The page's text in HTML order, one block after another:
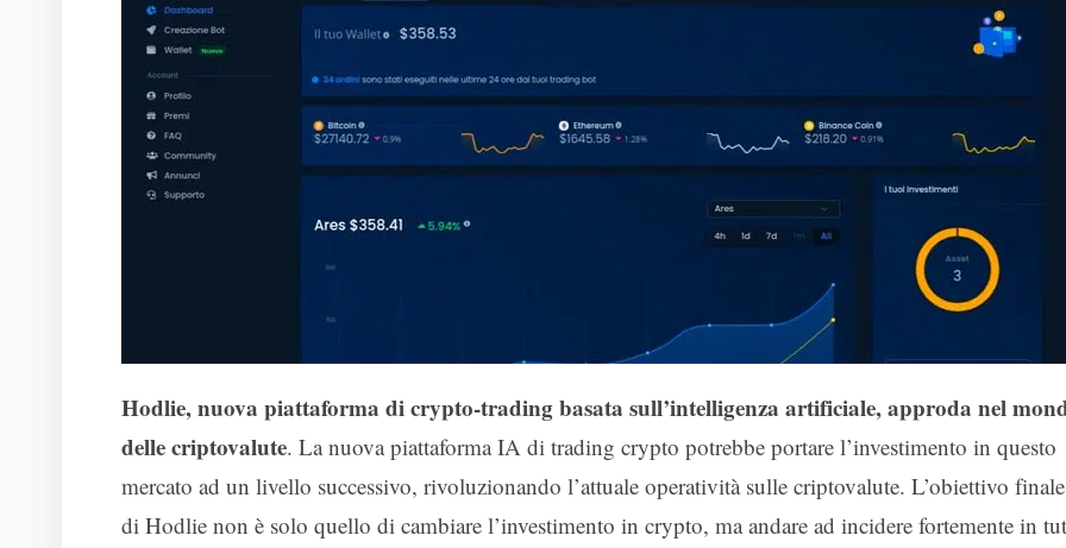
Hodlie, nuova piattaforma di crypto-trading basata sull’intelligenza artificiale, approda nel
delle criptovalute. La nuova piattaforma IA di trading crypto potrebbe portare l’investimento in questo
mercato ad un livello successivo, rivoluzionando l’attuale operatività sulle criptovalute. L’obiettivo finale
di Hodlie non è solo quello di cambiare l’investimento in crypto, ma andare ad incidere fortemente in